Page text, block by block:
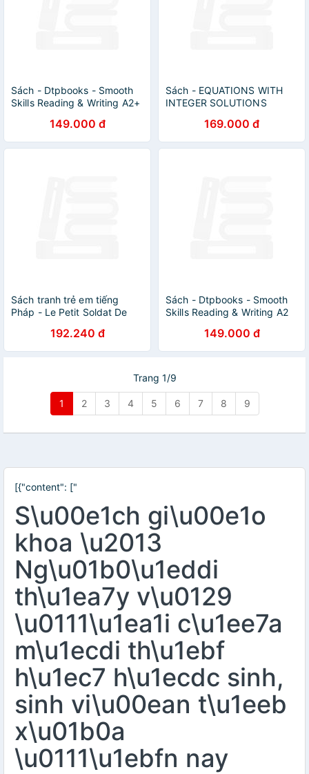
Sách - Dtpbooks - Smooth
Skills Reading & Writing A2+
149.000 đ
Sách - EQUATIONS WITH
INTEGER SOLUTIONS
169.000 đ
Sách tranh trẻ em tiếng
Pháp - Le Petit Soldat De
192.240 đ
Sách - Dtpbooks - Smooth
Skills Reading & Writing A2
149.000 đ
Trang 1/9
1 2 3 4 5 6 7 8 9
[{"content": ["
S\u00e1ch gi\u00e1o
khoa \u2013
Ng\u01b0\u1eddi
th\u1ea7y v\u0129
\u0111\u1ea1i c\u1ee7a
m\u1ecdi th\u1ebf
h\u1ec7 h\u1ecdc sinh,
sinh vi\u00ean t\u1eeb
x\u01b0a
\u0111\u1ebfn nay